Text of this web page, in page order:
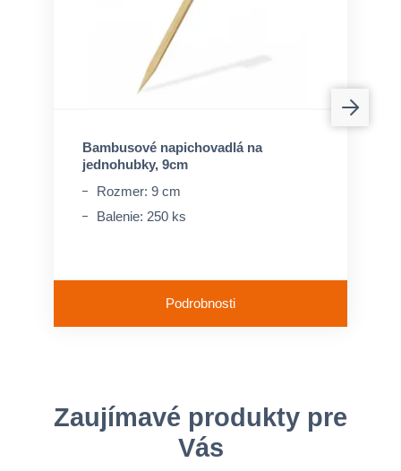
Bambusové napichovadlá na
jednohubky, 9cm
Rozmer: 9 cm
Balenie: 250 ks
Podrobnosti
Zaujímavé produkty pre
Vás